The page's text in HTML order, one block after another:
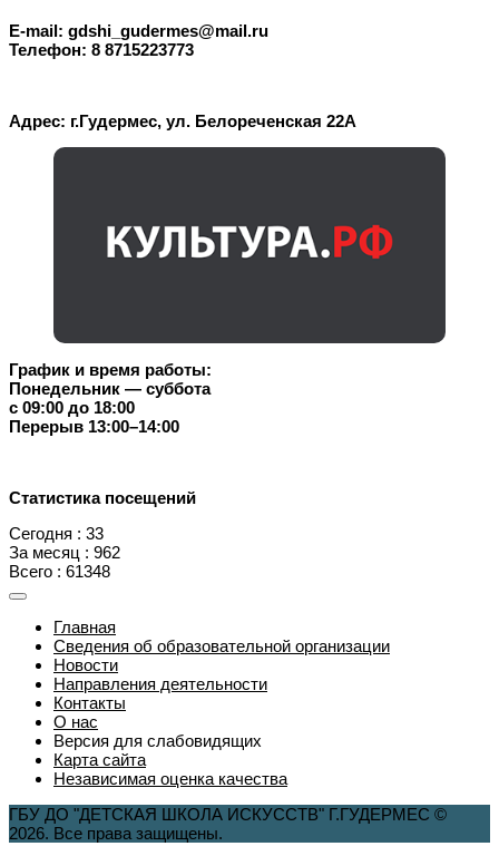
E-mail: gdshi_gudermes@mail.ru
Телефон: 8 8715223773
Адрес: г.Гудермес, ул. Белореченская 22А
График и время работы:
Понедельник — суббота
с 09:00 до 18:00
Перерыв 13:00–14:00
Статистика посещений
Сегодня : 33
За месяц : 962
Всего : 61348
Главная
Сведения об образовательной организации
Новости
Направления деятельности
Контакты
О нас
Версия для слабовидящих
Карта сайта
Независимая оценка качества
ГБУ ДО "ДЕТСКАЯ ШКОЛА ИСКУССТВ" Г.ГУДЕРМЕС ©
2026. Все права защищены.